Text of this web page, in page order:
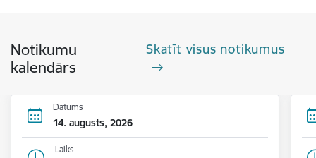
Notikumu
kalendārs
Skatīt visus notikumus
Datums
14. augusts, 2026
Laiks